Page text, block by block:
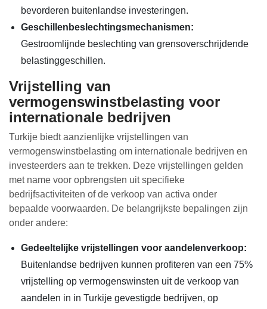
bevorderen buitenlandse investeringen.
Geschillenbeslechtingsmechanismen:
Gestroomlijnde beslechting van grensoverschrijdende
belastinggeschillen.
Vrijstelling van
vermogenswinstbelasting voor
internationale bedrijven
Turkije biedt aanzienlijke vrijstellingen van
vermogenswinstbelasting om internationale bedrijven en
investeerders aan te trekken. Deze vrijstellingen gelden
met name voor opbrengsten uit specifieke
bedrijfsactiviteiten of de verkoop van activa onder
bepaalde voorwaarden. De belangrijkste bepalingen zijn
onder andere:
Gedeeltelijke vrijstellingen voor aandelenverkoop:
Buitenlandse bedrijven kunnen profiteren van een 75%
vrijstelling op vermogenswinsten uit de verkoop van
aandelen in in Turkije gevestigde bedrijven, op